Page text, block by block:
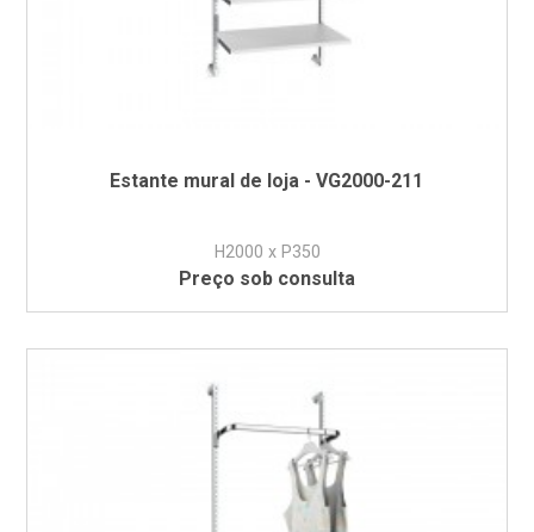
Estante mural de loja - VG2000-211
H2000 x P350
Preço sob consulta